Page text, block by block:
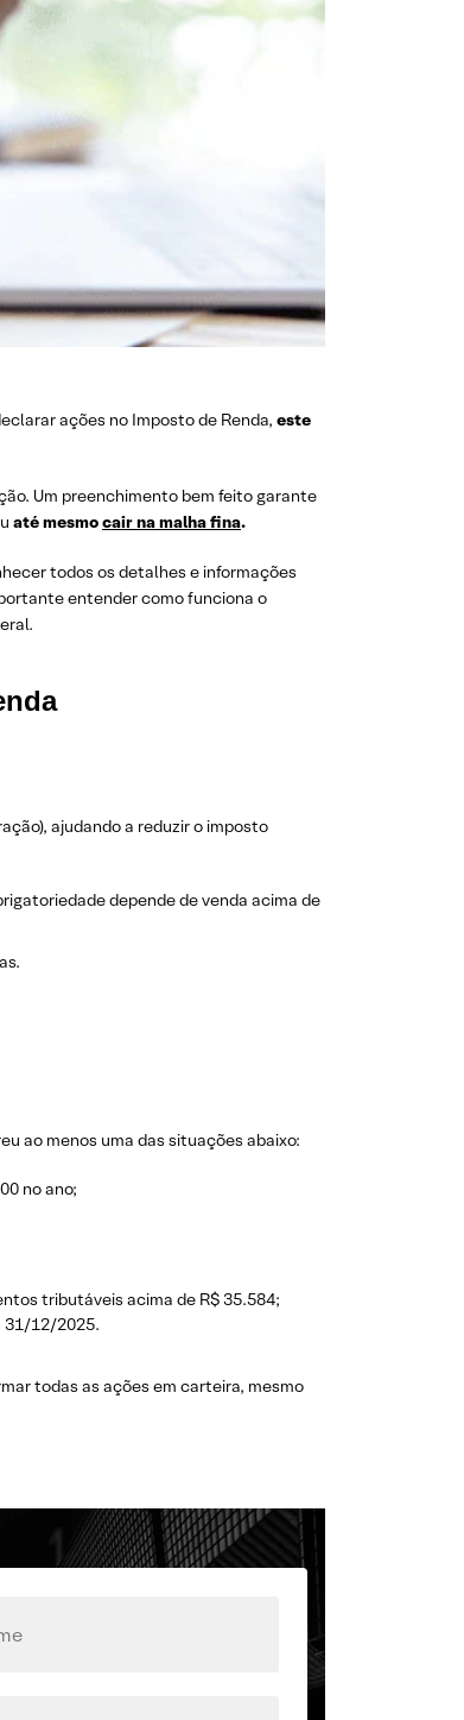
ações no Imposto de Renda, este
Um preenchimento bem feito garante
até mesmocair na malha fina.
todos os detalhes e informações
entender como funciona o
ajudando a reduzir o imposto
depende de venda acima de
ao menos uma das situações abaixo:
no ano;
tributáveis acima de R$ 35.584;
31/12/2025.
todas as ações em carteira, mesmo